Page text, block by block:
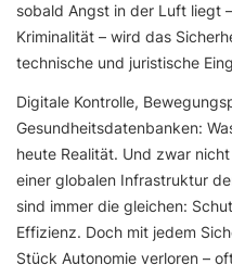
sobald Angst in der Luft liegt
Kriminalität – wird das
technische und juristische
Digitale Kontrolle,
Gesundheitsdatenbanken:
heute Realität. Und zwar
einer globalen Infrastruktur
sind immer die gleichen:
Effizienz. Doch mit jedem
Stück Autonomie verloren –